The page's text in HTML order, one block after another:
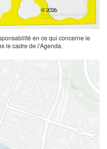
en ce qui concerne le
le cadre de l’Agenda.